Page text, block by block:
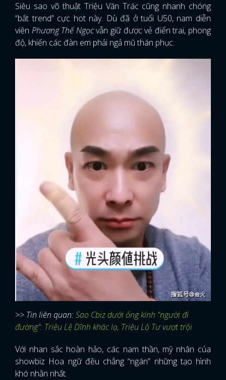
Siêu sao võ thuật Triệu Văn Trác cũng nhanh chóng
“bắt trend” cực hot này. Dù đã ở tuổi U50, nam diễn
viên Phương Thế Ngọcvẫn giữ được vẻ điển trai, phong
độ, khiến các đàn em phải ngả mũ thán phục.
>> Tin liên quan:Sao Cbiz dưới ống kính "người đi
đường": Triệu Lệ Dĩnh khác lạ, Triệu Lộ Tư vượt trội
Với nhan sắc hoàn hảo, các nam thần, mỹ nhân của
showbiz Hoa ngữ đều chẳng “ngán” những tạo hình
khó nhằn nhất.